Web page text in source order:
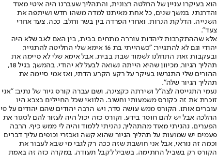
הוא בעיקרו עניין של החלטה רצונית, והתהליך שעברנו היה איטי מאוד
והדרגתי. במשך שנים, כל אחת מאיתנו למדה משהו חדש ושיתפה את
השנייה. הדלקת הנרות, ואחרי הפרדה בין בשר וחלב, ככה, צעד אחרי
צעד".
אלא שההתקרבות ליהדות עוררה מתחים בבית, בין האם לאב שלא היה
יהודי וגם לא להתגייר: "כשהייתי בת 16 אימא שלי החליטה להתגייר,
ובעקבות זאת התחלנו לשמור שבת בבית. אבל אימא שלי לא סיימה את
תהליך הגיור, מכיוון שהיא הייתה נשואה לבעל לא יהודי. בהמשך, בגיל 18,
ההורים שלי התגרשו בעיקר על רקע הקרע הדתי, ואז אמי סיימה את
תהליך הגיור שלה".
נעמי התגייסה לצה"ל ושירתה כקצינה, ושם עברה קורס גיור של נתיב: "אני
זוכרת את זה כקורס משמעותי וחשוב. הלוואי שכל החיילים בצבא היו
עוברים אותו. הקורס ממש עושה סדר, ויש הרבה יהודים שהם יהודים על פי
ההלכה אבל יש להם חוסר בידע, וקורס כזה יכול היה לעזור להם לסגור את
הפערים. נהניתי מאוד מהתהליך, נהניתי ללמוד והיה לי ממש כיף. הרבה
פעמים יש שמועות על תהליך הגיור שהוא קשה ואכזרי וכופים עליך דברים
וכמה זה נוראי, אבל אני חושבת שזה ככה רק לגבי מי שבא לעבור את
הקורס רק בשביל החתימה, בשביל לקבל תעודה. במקרה כזה זה באמת